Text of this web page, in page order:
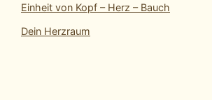
Einheit von Kopf – Herz – Bauch
Dein Herzraum